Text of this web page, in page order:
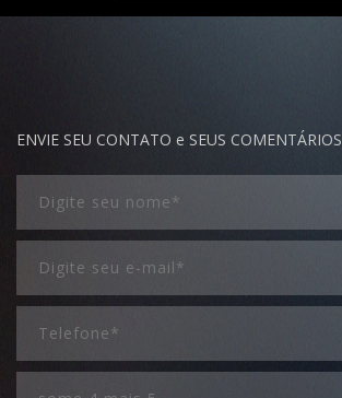
ENVIE SEU CONTATO e SEUS COMENTÁRIOS